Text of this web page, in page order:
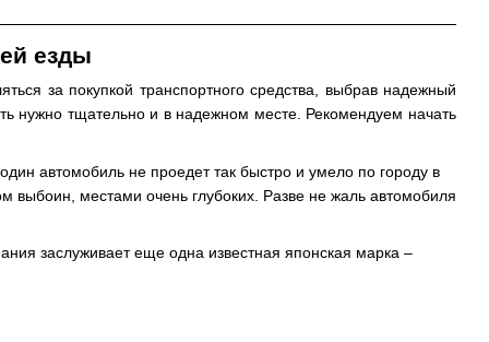
езды
за покупкой транспортного средства, выбрав надежный
нужно тщательно и в надежном месте. Рекомендуем начать
автомобиль не проедет так быстро и умело по городу в
выбоин, местами очень глубоких. Разве не жаль автомобиля
заслуживает еще одна известная японская марка –